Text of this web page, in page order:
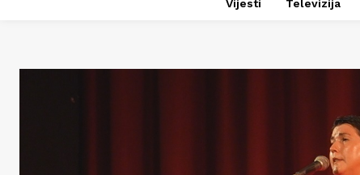
Vijesti Televizija